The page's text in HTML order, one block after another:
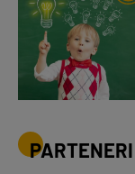
PARTENERI